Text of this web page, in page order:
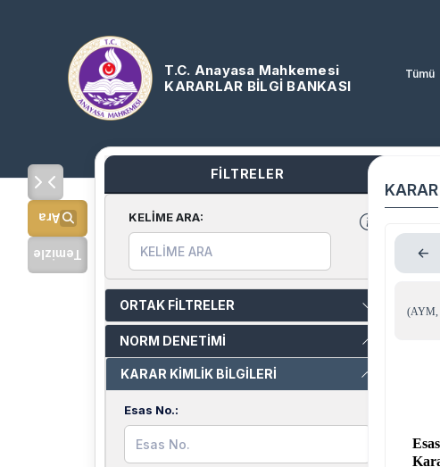
T.C. Anayasa Mahkemesi
KARARLAR BİLGİ BANKASI
Tümü
Ara
Temizle
FİLTRELER
KELİME ARA:
ORTAK FİLTRELER
NORM DENETİMİ
KARAR KİMLİK BİLGİLERİ
Esas No.:
KARAR
(AYM,